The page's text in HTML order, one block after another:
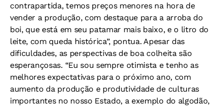
contrapartida, temos preços menores na hora de
vender a produção, com destaque para a arroba do
boi, que está em seu patamar mais baixo, e o litro do
leite, com queda histórica”, pontua. Apesar das
dificuldades, as perspectivas de boa colheita são
esperançosas. “Eu sou sempre otimista e tenho as
melhores expectativas para o próximo ano, com
aumento da produção e produtividade de culturas
importantes no nosso Estado, a exemplo do algodão,